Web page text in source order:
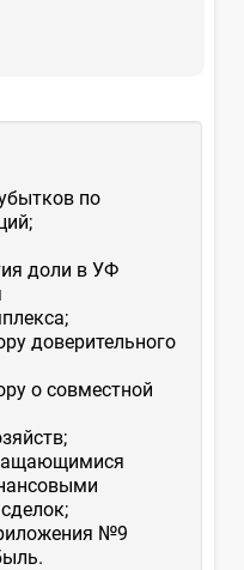
по
доли в УФ
доверительного
о совместной
№9